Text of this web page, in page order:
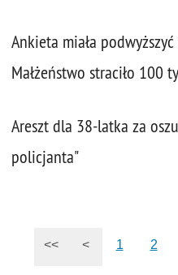
Ankieta miała
Małżeństwo straciło 100
Areszt dla 38-latka za
policjanta"
<< < 1 2